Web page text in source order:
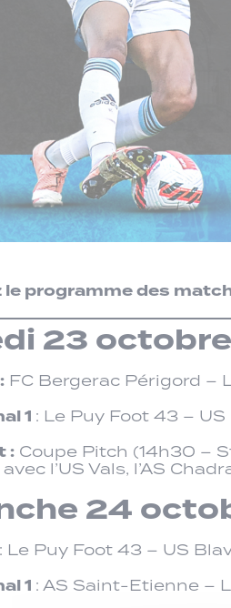
le programme des
23
FC Bergerac Périgord –
1 : Le Puy Foot 43 –
: Coupe Pitch (14h30 –
l’US Vals, l’AS
24
: Le Puy Foot 43 – US
1 : AS Saint-Etienne –